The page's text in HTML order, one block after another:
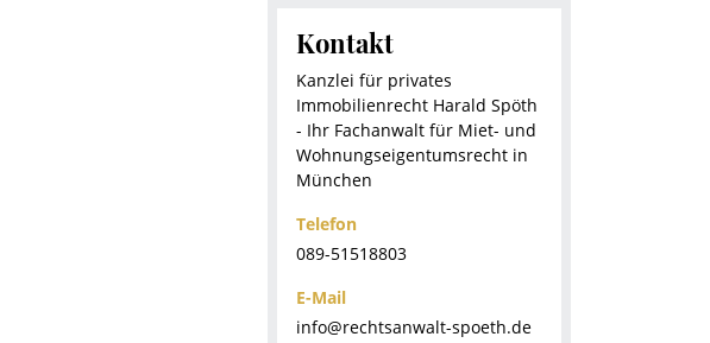
Kontakt
Kanzlei für privates
Immobilienrecht Harald Spöth
- Ihr Fachanwalt für Miet- und
Wohnungseigentumsrecht in
München
Telefon
089-51518803
E-Mail
info@rechtsanwalt-spoeth.de